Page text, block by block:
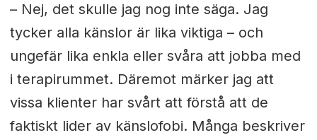
– Nej, det skulle jag nog inte säga. Jag
tycker alla känslor är lika viktiga – och
ungefär lika enkla eller svåra att jobba med
i terapirummet. Däremot märker jag att
vissa klienter har svårt att förstå att de
faktiskt lider av känslofobi. Många beskriver